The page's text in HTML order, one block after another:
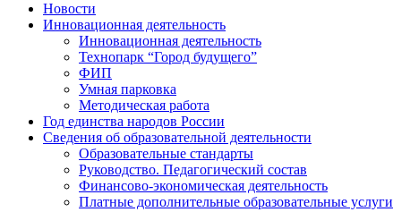
Новости
Инновационная деятельность
Инновационная деятельность
Технопарк “Город будущего”
ФИП
Умная парковка
Методическая работа
Год единства народов России
Сведения об образовательной деятельности
Образовательные стандарты
Руководство. Педагогический состав
Финансово-экономическая деятельность
Платные дополнительные образовательные услуги